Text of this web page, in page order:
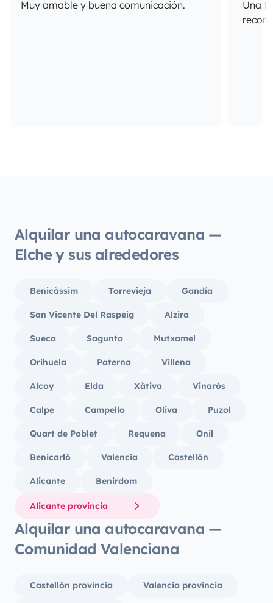
Muy amable y buena comunicación.
Una
Alquilar una autocaravana —
Elche y sus alrededores
Benicàssim Torrevieja Gandía
San Vicente Del Raspeig Alzira
Sueca Sagunto Mutxamel
Orihuela Paterna Villena
Alcoy Elda Xàtiva Vinaròs
Calpe Campello Oliva Puzol
Quart de Poblet Requena Onil
Benicarló Valencia Castellón
Alicante Benirdom
Alicante provincia
Alquilar una autocaravana —
Comunidad Valenciana
Castellón provincia Valencia provincia